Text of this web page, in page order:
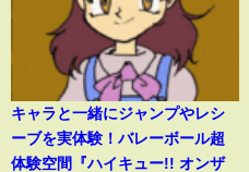
キャラと一緒にジャンプやレシ
ーブを実体験！バレーボール超
体験空間『ハイキュー!! オンザ